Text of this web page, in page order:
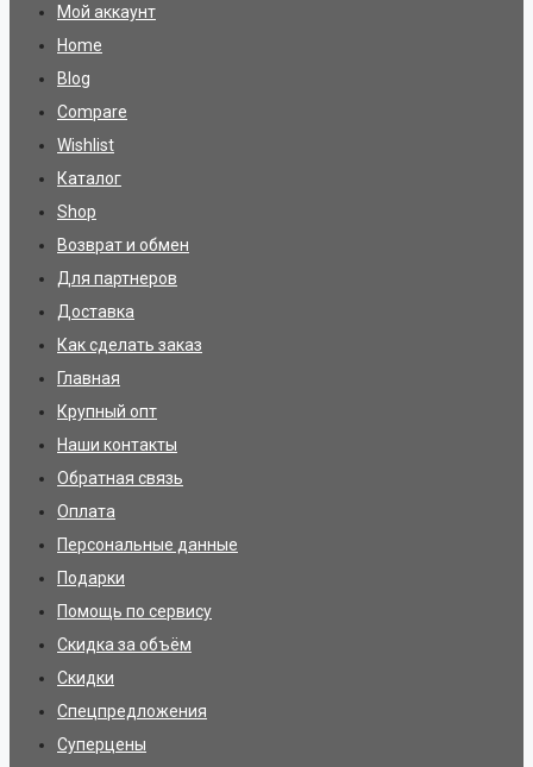
Мой аккаунт
Home
Blog
Compare
Wishlist
Каталог
Shop
Возврат и обмен
Для партнеров
Доставка
Как сделать заказ
Главная
Крупный опт
Наши контакты
Обратная связь
Оплата
Персональные данные
Подарки
Помощь по сервису
Скидка за объём
Скидки
Спецпредложения
Суперцены